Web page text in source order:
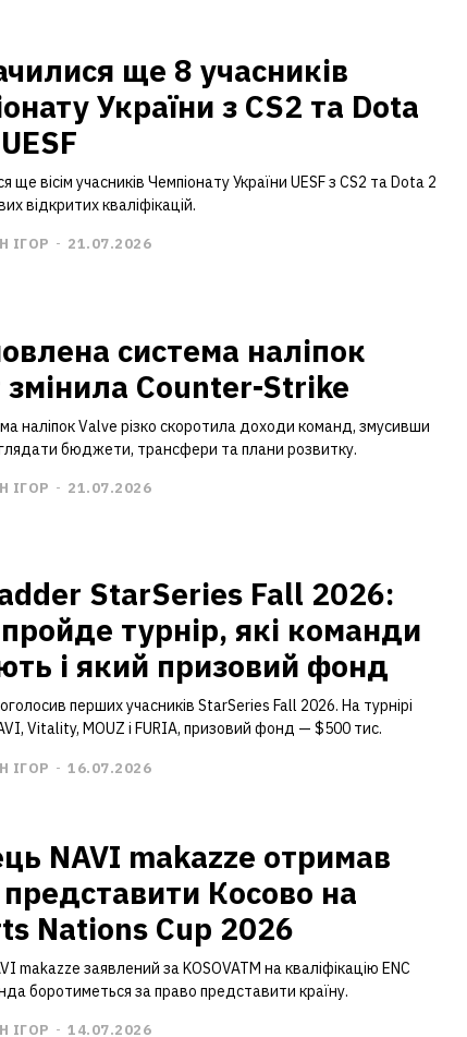
ще 8 учасників
України з CS2 та Dota
ще вісім учасників Чемпіонату України UESF з CS2 та Dota 2
відкритих кваліфікацій.
ІГОР - 21.07.2026
система наліпок
змінила Counter-Strike
наліпок Valve різко скоротила доходи команд, змусивши
бюджети, трансфери та плани розвитку.
ІГОР - 21.07.2026
StarSeries Fall 2026:
турнір, які команди
і який призовий фонд
перших учасників StarSeries Fall 2026. На турнірі
Vitality, MOUZ і FURIA, призовий фонд — $500 тис.
ІГОР - 16.07.2026
NAVI makazze отримав
Косово на
Nations Cup 2026
makazze заявлений за KOSOVATM на кваліфікацію ENC
боротиметься за право представити країну.
ІГОР - 14.07.2026